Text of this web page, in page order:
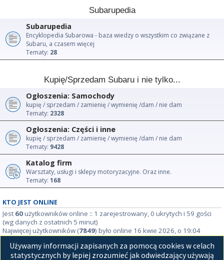
Subarupedia
Subarupedia
Encyklopedia Subarowa - baza wiedzy o wszystkim co związane z
Subaru, a czasem więcej
Tematy: 28
Kupię/Sprzedam Subaru i nie tylko...
Ogłoszenia: Samochody
kupię / sprzedam / zamienię / wymienię /dam / nie dam
Tematy: 2328
Ogłoszenia: Części i inne
kupię / sprzedam / zamienię / wymienię /dam / nie dam
Tematy: 9428
Katalog firm
Warsztaty, usługi i sklepy motoryzacyjne. Oraz inne.
Tematy: 168
KTO JEST ONLINE
Jest 60użytkowników online :: 1 zarejestrowany, 0 ukrytych i 59 gości
(wg danych z ostatnich 5 minut)
Najwięcej użytkowników (7849) było online 16 kwie 2026, o 19:04
STATYSTYKI
Używamy informacji zapisanych za pomocą cookies w celach
statystycznych by lepiej zrozumieć jak odwiedzający używają